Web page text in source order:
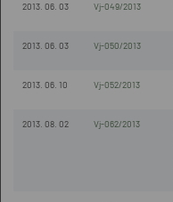
2013. 06. 03 Vj-049/2013
2013. 06. 03 Vj-050/2013
2013. 06. 10 Vj-052/2013
2013. 08. 02 Vj-062/2013